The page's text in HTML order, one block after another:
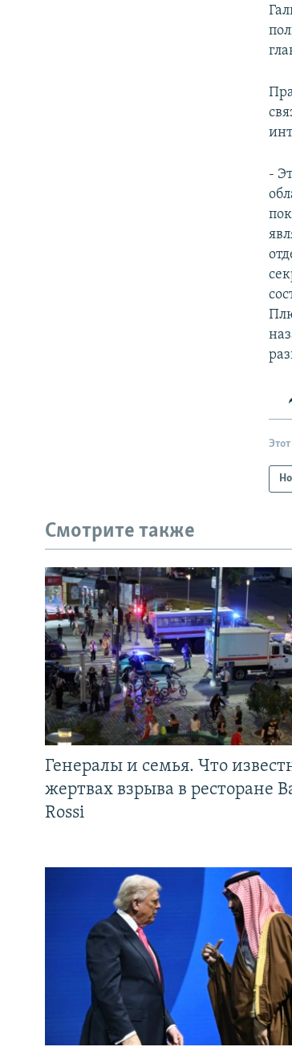
-
Смотрите также
Генералы и семья. Что
жертвах взрыва в ресторане
Rossi